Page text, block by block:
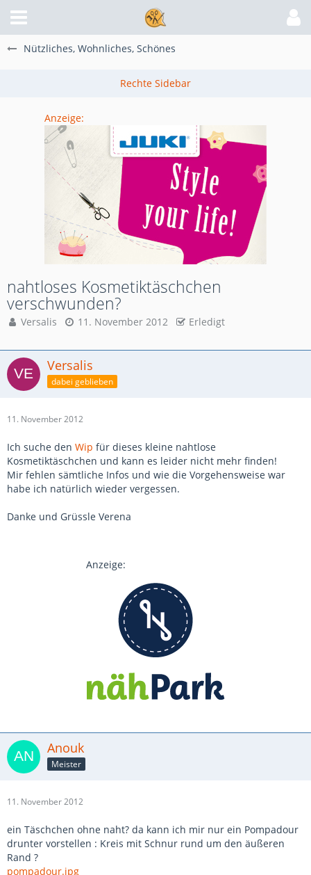
Nützliches, Wohnliches, Schönes
Anzeige:
nahtloses Kosmetiktäschchen
verschwunden?
Versalis 11. November 2012 Erledigt
Versalis
dabei geblieben
11. November 2012
Ich suche den Wip für dieses kleine nahtlose
Kosmetiktäschchen und kann es leider nicht mehr finden!
Mir fehlen sämtliche Infos und wie die Vorgehensweise war
habe ich natürlich wieder vergessen.
Danke und Grüssle Verena
Anzeige:
Anouk
Meister
11. November 2012
ein Täschchen ohne naht? da kann ich mir nur ein Pompadour
drunter vorstellen : Kreis mit Schnur rund um den äußeren
Rand ?
pompadour.jpg